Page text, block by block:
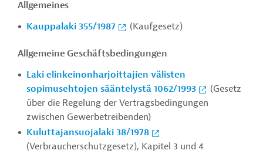
Allgemeines
Kauppalaki 355/1987
(Kaufgesetz)
Allgemeine Geschäftsbedingungen
Laki elinkeinonharjoittajien välisten
sopimusehtojen sääntelystä 1062/1993
(Gesetz
über die Regelung der Vertragsbedingungen
zwischen Gewerbetreibenden)
Kuluttajansuojalaki 38/1978
(Verbraucherschutzgesetz), Kapitel 3 und 4